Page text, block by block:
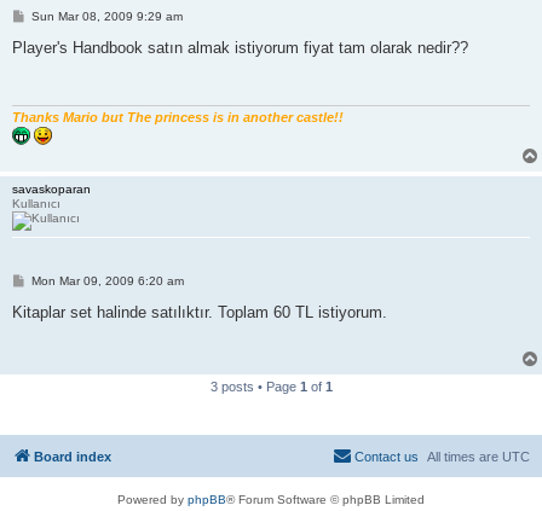
P
s
Sun Mar 08, 2009 9:29 am
Player's Handbook satın almak istiyorum fiyat tam olarak nedir??
Thanks Mario but The princess is in another castle!!
savaskoparan
Kullanıcı
P
s
Mon Mar 09, 2009 6:20 am
Kitaplar set halinde satılıktır. Toplam 60 TL istiyorum.
3 posts • Page 1 of 1
Board index All times are UTC
Contact us
Powered by phpBB® Forum Software © phpBB Limited